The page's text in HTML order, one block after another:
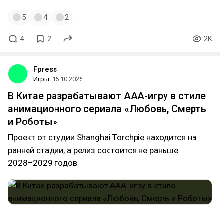
5 4 2
4 2 2K
Fpress
Игры 15.10.2025
В Китае разрабатывают AAA-игру в стиле
анимационного сериала «Любовь, Смерть
и Роботы»
Проект от студии Shanghai Torchpie находится на
ранней стадии, а релиз состоится не раньше
2028–2029 годов